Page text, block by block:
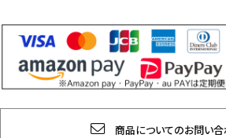
商品についてのお問い